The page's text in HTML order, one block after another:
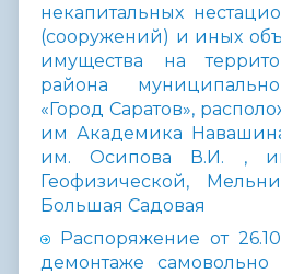
некапитальных
(сооружений) и иных
имущества на
района
«Город Саратов»,
им Академика
им. Осипова В.И. ,
Геофизической,
Большая Садовая
Распоряжение от
демонтаже самовольно